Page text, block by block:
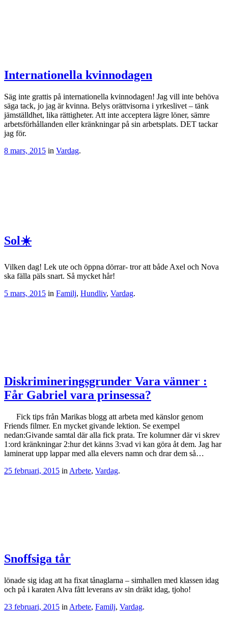
Internationella kvinnodagen
Säg inte grattis på internationella kvinnodagen! Jag vill inte behöva
säga tack, jo jag är kvinna. Belys orättvisorna i yrkeslivet – tänk
jämställdhet, lika rättigheter. Att inte acceptera lägre löner, sämre
arbetsförhållanden eller kränkningar på sin arbetsplats. DET tackar
jag för.
8 mars, 2015 in Vardag.
Sol☀️
Vilken dag! Lek ute och öppna dörrar- tror att både Axel och Nova
ska fälla päls snart. Så mycket hår!
5 mars, 2015 in Familj, Hundliv, Vardag.
Diskrimineringsgrunder Vara vänner :
Får Gabriel vara prinsessa?
Fick tips från Marikas blogg att arbeta med känslor genom
Friends filmer. En mycket givande lektion. Se exempel
nedan:Givande samtal där alla fick prata. Tre kolumner där vi skrev
1:ord kränkningar 2:hur det känns 3:vad vi kan göra åt dem. Jag har
laminerat upp lappar med alla elevers namn och drar dem så…
25 februari, 2015 in Arbete, Vardag.
Snoffsiga tår
lönade sig idag att ha fixat tånaglarna – simhallen med klassen idag
och på i karaten Alva fått leverans av sin dräkt idag, tjoho!
23 februari, 2015 in Arbete, Familj, Vardag.